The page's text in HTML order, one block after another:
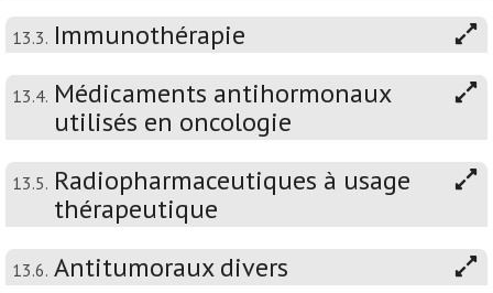
13.3. Immunothérapie
13.4. Médicaments antihormonaux
utilisés en oncologie
13.5. Radiopharmaceutiques à usage
thérapeutique
13.6. Antitumoraux divers